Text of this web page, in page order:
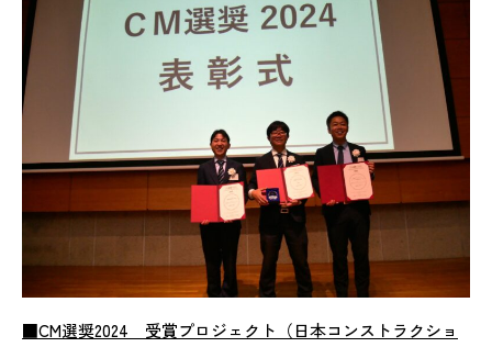
■CM選奨2024 受賞プロジェクト（日本コンストラクショ